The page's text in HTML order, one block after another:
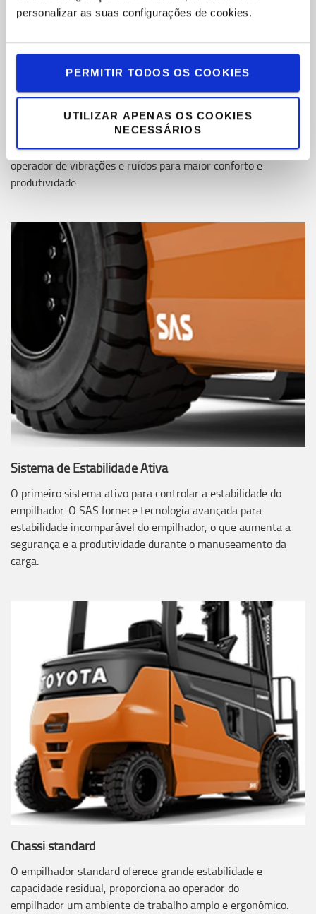
personalizar as suas configurações de cookies.
PERMITIR TODOS OS COOKIES
UTILIZAR APENAS OS COOKIES
NECESSÁRIOS
Compartimento do operador totalmente flutuante
O compartimento do operador totalmente flutuante isola o
operador de vibrações e ruídos para maior conforto e
produtividade.
Sistema de Estabilidade Ativa
O primeiro sistema ativo para controlar a estabilidade do
empilhador. O SAS fornece tecnologia avançada para
estabilidade incomparável do empilhador, o que aumenta a
segurança e a produtividade durante o manuseamento da
carga.
Chassi standard
O empilhador standard oferece grande estabilidade e
capacidade residual, proporciona ao operador do
empilhador um ambiente de trabalho amplo e ergonómico.